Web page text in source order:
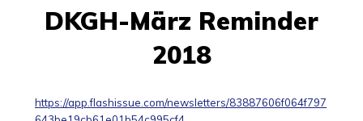
DKGH-März Reminder
2018
https://app.flashissue.com/newsletters/83887606f064f797